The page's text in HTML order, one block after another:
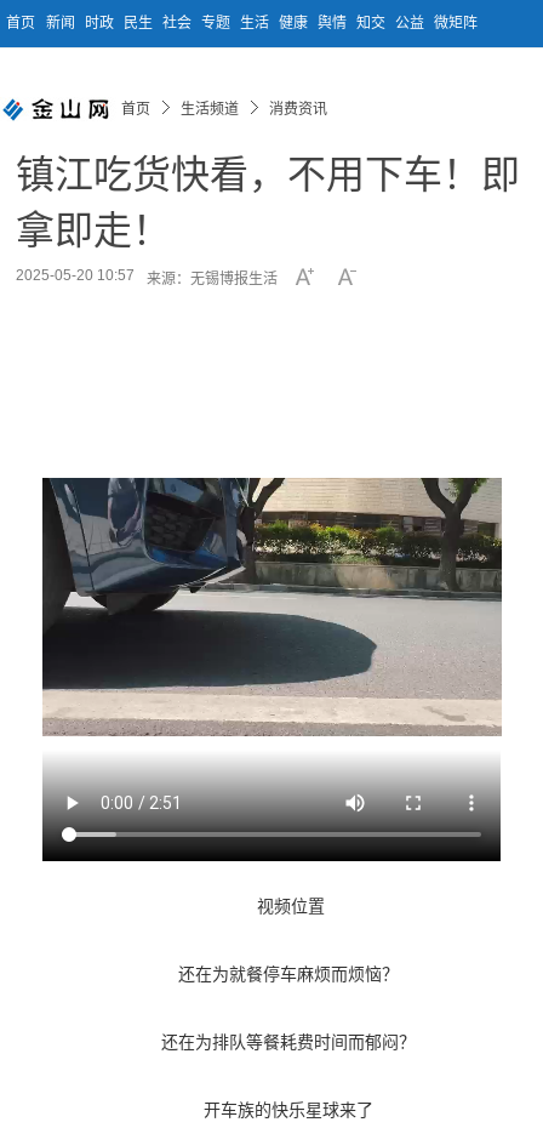
首页 新闻 时政 民生 社会 专题 生活 健康 舆情 知交 公益 微矩阵
首页 生活频道 消费资讯
镇江吃货快看，不用下车！即
拿即走！
2025-05-20 10:57 来源：无锡博报生活
视频位置
还在为就餐停车麻烦而烦恼？
还在为排队等餐耗费时间而郁闷？
开车族的快乐星球来了